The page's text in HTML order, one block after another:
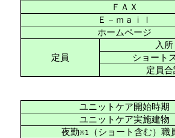
ＦＡＸ
Ｅ－ｍａｉｌ
ホームページ
定員
入所
ショート
定員合
ユニットケア開始時期
ユニットケア実施建物
夜勤※1 （ショート含む）職